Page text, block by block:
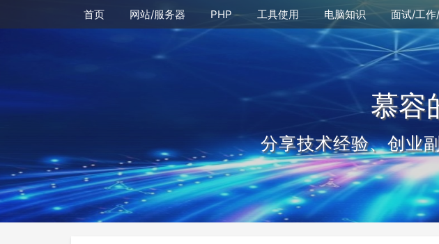
首页 网站/服务器 PHP 工具使用 电脑知识 面试/工作
慕容
分享技术经验、创业